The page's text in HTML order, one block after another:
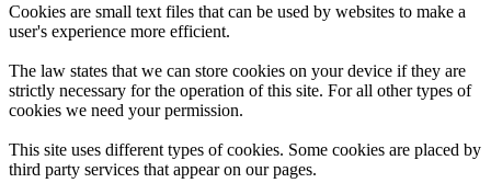
Cookies are small text files that can be used by websites to make a
user's experience more efficient.
The law states that we can store cookies on your device if they are
strictly necessary for the operation of this site. For all other types of
cookies we need your permission.
This site uses different types of cookies. Some cookies are placed by
third party services that appear on our pages.